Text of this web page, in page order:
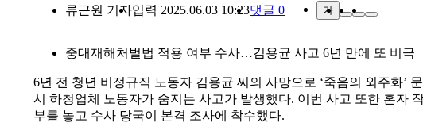
류근원 기자입력 2025.06.03 10:23댓글 0 가
중대재해처벌법 적용 여부 수사…김용균 사고 6년 만에 또 비극
6년 전 청년 비정규직 노동자 김용균 씨의 사망으로 ‘죽음의 외주화’
시 하청업체 노동자가 숨지는 사고가 발생했다. 이번 사고 또한 혼자
부를 놓고 수사 당국이 본격 조사에 착수했다.